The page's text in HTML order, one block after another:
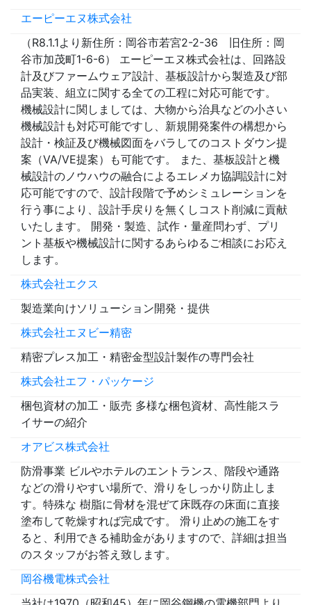
エーピーエヌ株式会社
（R8.1.1より新住所：岡谷市若宮2-2-36 旧住所：岡
谷市加茂町1-6-6） エーピーエヌ株式会社は、回路設
計及びファームウェア設計、基板設計から製造及び部
品実装、組立に関する全ての工程に対応可能です。
機械設計に関しましては、大物から治具などの小さい
機械設計も対応可能ですし、新規開発案件の構想から
設計・検証及び機械図面をバラしてのコストダウン提
案（VA/VE提案）も可能です。 また、基板設計と機
械設計のノウハウの融合によるエレメカ協調設計に対
応可能ですので、設計段階で予めシミュレーションを
行う事により、設計手戻りを無くしコスト削減に貢献
いたします。 開発・製造、試作・量産問わず、プリ
ント基板や機械設計に関するあらゆるご相談にお応え
します。
株式会社エクス
製造業向けソリューション開発・提供
株式会社エヌビー精密
精密プレス加工・精密金型設計製作の専門会社
株式会社エフ・パッケージ
梱包資材の加工・販売 多様な梱包資材、高性能スラ
イサーの紹介
オアビス株式会社
防滑事業 ビルやホテルのエントランス、階段や通路
などの滑りやすい場所で、滑りをしっかり防止しま
す。特殊な 樹脂に骨材を混ぜて床既存の床面に直接
塗布して乾燥すれば完成です。 滑り止めの施工をす
ると、利用できる補助金がありますので、詳細は担当
のスタッフがお答え致します。
岡谷機電株式会社